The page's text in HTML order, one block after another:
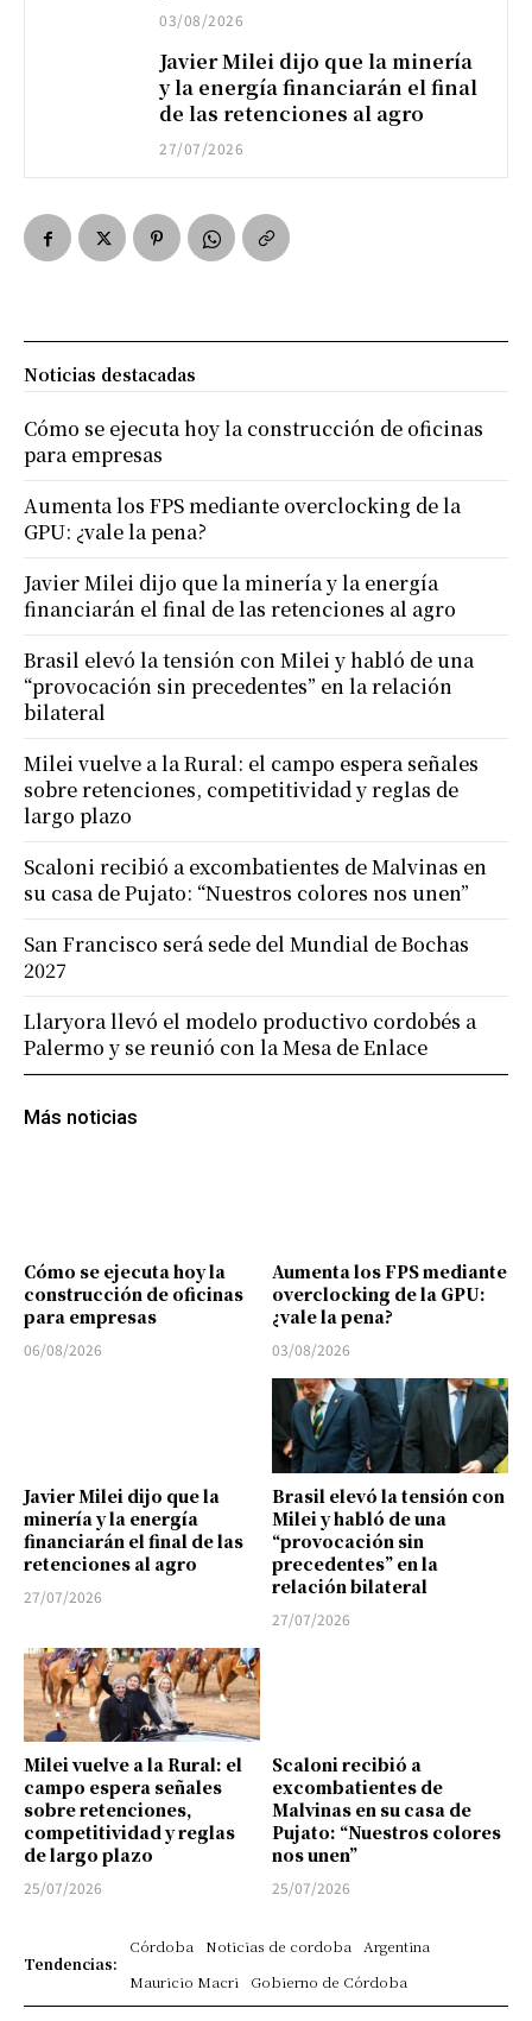
03/08/2026
Javier Milei dijo que la minería
y la energía financiarán el final
de las retenciones al agro
27/07/2026
Más noticias
Cómo se ejecuta hoy la
construcción de oficinas
para empresas
06/08/2026
Aumenta los FPS mediante
overclocking de la GPU:
¿vale la pena?
03/08/2026
Javier Milei dijo que la
minería y la energía
financiarán el final de las
retenciones al agro
27/07/2026
Brasil elevó la tensión con
Milei y habló de una
“provocación sin
precedentes” en la
relación bilateral
27/07/2026
Milei vuelve a la Rural: el
campo espera señales
sobre retenciones,
competitividad y reglas
de largo plazo
25/07/2026
Scaloni recibió a
excombatientes de
Malvinas en su casa de
Pujato: “Nuestros colores
nos unen”
25/07/2026
Tendencias:
Córdoba Noticias de cordoba Argentina
Mauricio Macri
Gobierno de Córdoba
Noticias destacadas
Cómo se ejecuta hoy la construcción de oficinas
para empresas
Aumenta los FPS mediante overclocking de la
GPU: ¿vale la pena?
Javier Milei dijo que la minería y la energía
financiarán el final de las retenciones al agro
Brasil elevó la tensión con Milei y habló de una
“provocación sin precedentes” en la relación
bilateral
Milei vuelve a la Rural: el campo espera señales
sobre retenciones, competitividad y reglas de
largo plazo
Scaloni recibió a excombatientes de Malvinas en
su casa de Pujato: “Nuestros colores nos unen”
San Francisco será sede del Mundial de Bochas
2027
Llaryora llevó el modelo productivo cordobés a
Palermo y se reunió con la Mesa de Enlace